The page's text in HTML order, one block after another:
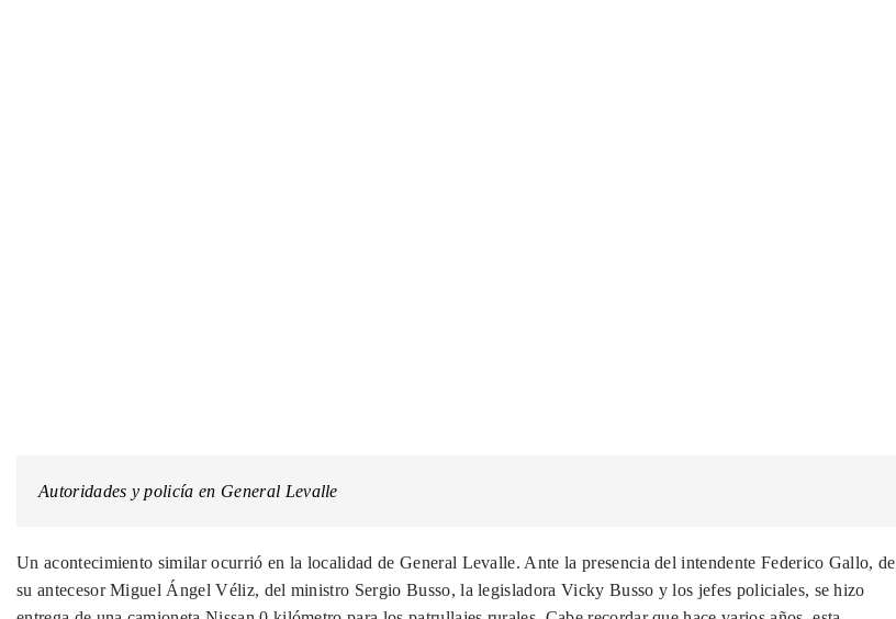
Autoridades y policía en General Levalle
Un acontecimiento similar ocurrió en la localidad de General Levalle. Ante la presencia del intendente Federico Gallo, de
su antecesor Miguel Ángel Véliz, del ministro Sergio Busso, la legisladora Vicky Busso y los jefes policiales, se hizo